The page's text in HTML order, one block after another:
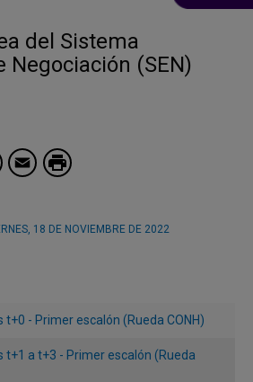
del Sistema
Negociación (SEN)
WhatsApp
Email
18 DE NOVIEMBRE DE 2022
- Primer escalón (Rueda CONH)
a t+3 - Primer escalón (Rueda